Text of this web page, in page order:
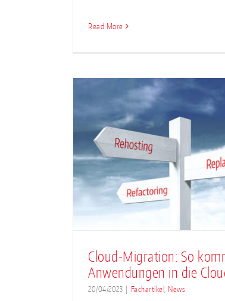
Read More
Cloud-Migration: So
Anwendungen in die
20/04/2023 Fachartikel News
Hürdenlauf in
News